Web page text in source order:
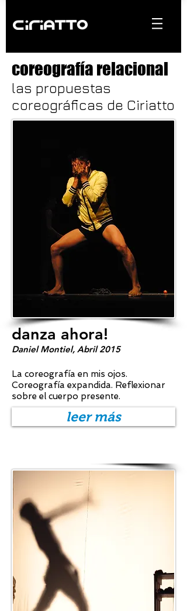
coreografía relacional
las propuestas
coreográficas de Ciriatto
danza ahora!
Daniel Montiel, Abril 2015
La coreografía en mis ojos.
Coreografía expandida. Reflexionar
sobre el cuerpo presente.
leer más